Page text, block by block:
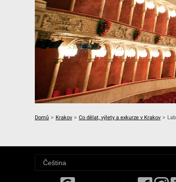
Domů > Krakov > Co dělat, výlety a exkurze v Krakov >